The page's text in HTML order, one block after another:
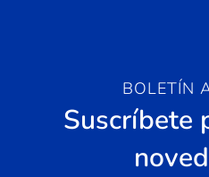
BOLETÍN
Suscríbete